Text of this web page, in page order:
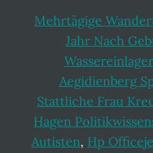
Mehrtägige
Jahr Nach
Aegidienberg
Stattliche Frau
Hagen
Autisten, Hp